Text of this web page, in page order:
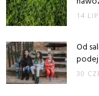
14
Od
30